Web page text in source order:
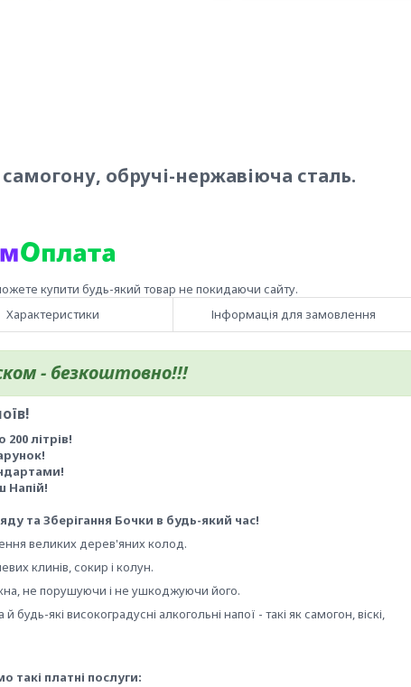
обручі-нержавіюча сталь.
купити будь-який товар не покидаючи сайту.
Характеристики Інформація для замовлення
- безкоштовно!!!
літрів!
Напій!
та Зберігання Бочки в будь-який час!
великих дерев'яних колод.
клинів, сокир і колун.
не порушуючи і не ушкоджуючи його.
які високоградусні алкогольні напої - такі як самогон, віскі,
платні послуги: